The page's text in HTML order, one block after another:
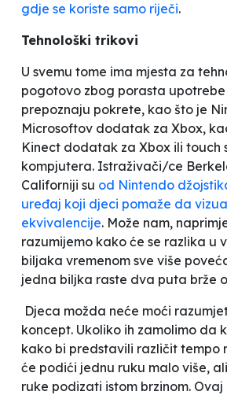
gdje se koriste samo riječi.
Tehnološki trikovi
U svemu tome ima mjesta za
pogotovo zbog porasta
prepoznaju pokrete, kao što je
Microsoftov dodatak za Xbox,
Kinect dodatak za Xbox ili touch
kompjutera. Istraživači/ce
Californiji su od Nintendo
uređaj koji djeci pomaže da
ekvivalencije. Može nam,
razumijemo kako će se razlika u
biljaka vremenom sve više
jedna biljka raste dva puta brže
Djeca možda neće moći
koncept. Ukoliko ih zamolimo da
kako bi predstavili različit tempo
će podići jednu ruku malo više,
ruke podizati istom brzinom.